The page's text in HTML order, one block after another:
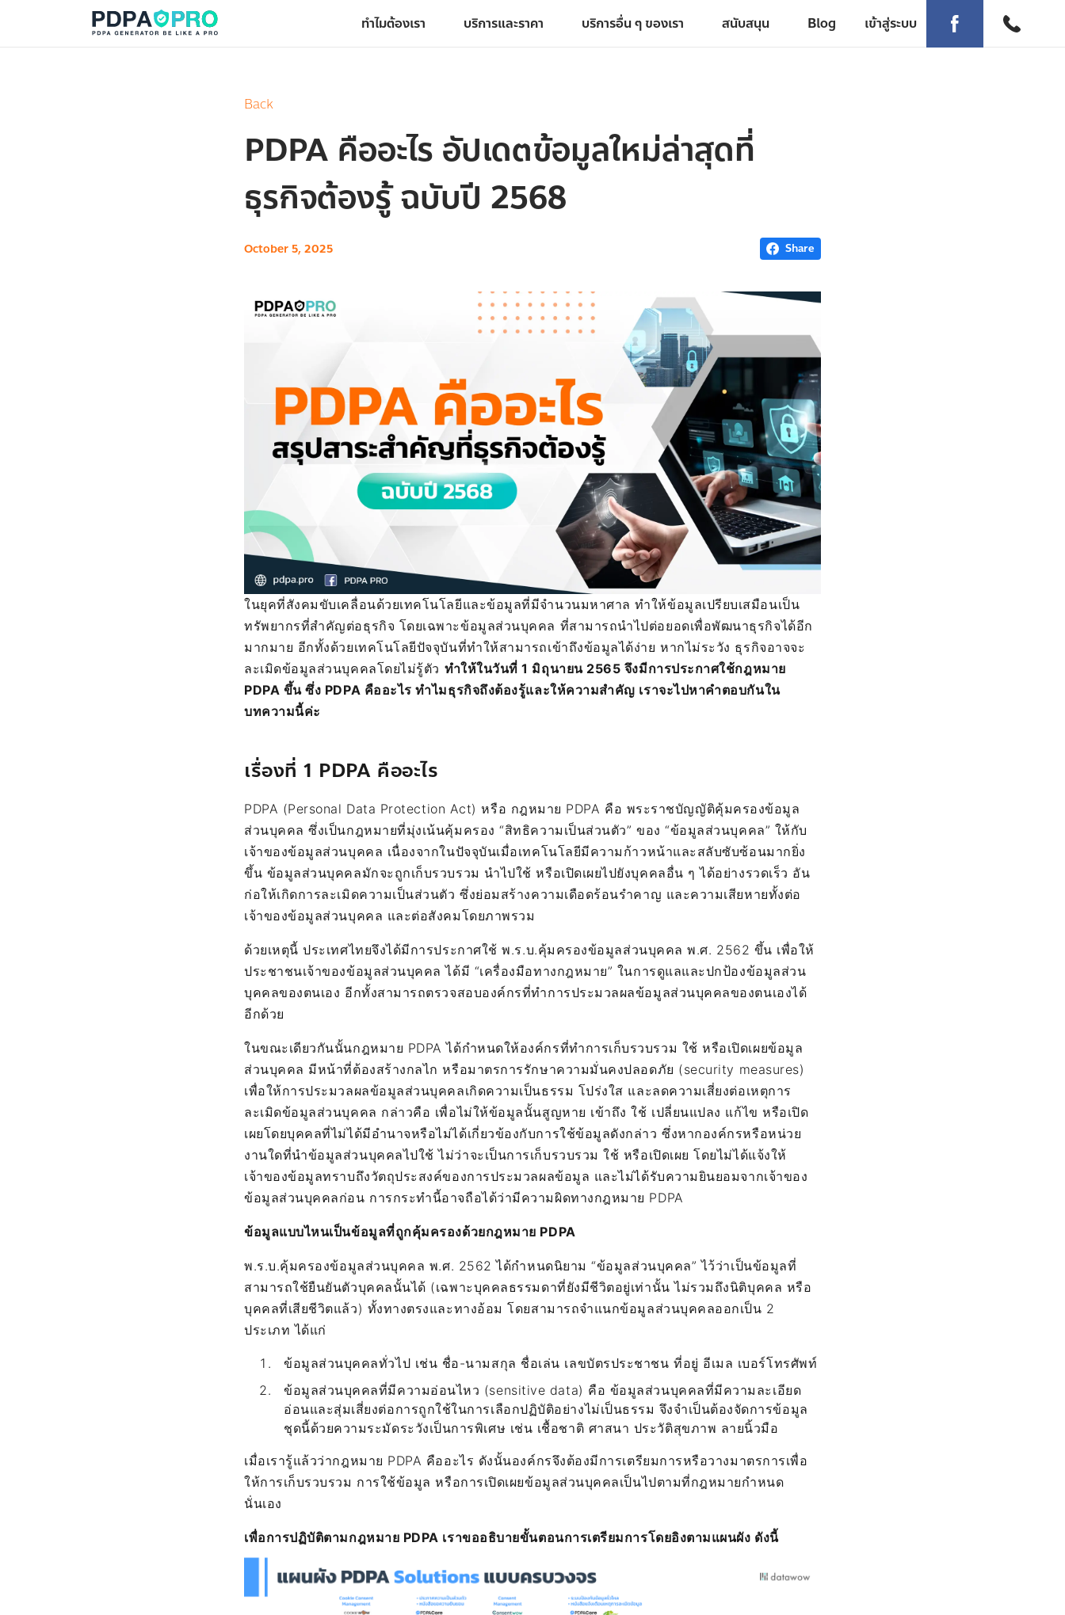
pdpa logo ทำไมต้องเรา บริการและราคา บริการอื่น ๆ ของเรา สนับสนุน Blog เข้าสู่ระบบ
Back
PDPA คืออะไร อัปเดตข้อมูลใหม่ล่าสุดที่
ธุรกิจต้องรู้ ฉบับปี 2568
October 5, 2025 Share
ในยุคที่สังคมขับเคลื่อนด้วยเทคโนโลยีและข้อมูลที่มีจำนวนมหาศาล ทำให้ข้อมูลเปรียบเสมือนเป็น
ทรัพยากรที่สำคัญต่อธุรกิจ โดยเฉพาะข้อมูลส่วนบุคคล ที่สามารถนำไปต่อยอดเพื่อพัฒนาธุรกิจได้อีก
มากมาย อีกทั้งด้วยเทคโนโลยีปัจจุบันที่ทำให้สามารถเข้าถึงข้อมูลได้ง่าย หากไม่ระวัง ธุรกิจอาจจะ
ละเมิดข้อมูลส่วนบุคคลโดยไม่รู้ตัว ทำให้ในวันที่ 1 มิถุนายน 2565 จึงมีการประกาศใช้กฎหมาย
PDPA ขึ้น ซึ่ง PDPA คืออะไร ทำไมธุรกิจถึงต้องรู้และให้ความสำคัญ เราจะไปหาคำตอบกันใน
บทความนี้ค่ะ
เรื่องที่ 1 PDPA คืออะไร
PDPA (Personal Data Protection Act) หรือ กฎหมาย PDPA คือ พระราชบัญญัติคุ้มครองข้อมูล
ส่วนบุคคล ซึ่งเป็นกฎหมายที่มุ่งเน้นคุ้มครอง “สิทธิความเป็นส่วนตัว” ของ “ข้อมูลส่วนบุคคล” ให้กับ
เจ้าของข้อมูลส่วนบุคคล เนื่องจากในปัจจุบันเมื่อเทคโนโลยีมีความก้าวหน้าและสลับซับซ้อนมากยิ่ง
ขึ้น ข้อมูลส่วนบุคคลมักจะถูกเก็บรวบรวม นำไปใช้ หรือเปิดเผยไปยังบุคคลอื่น ๆ ได้อย่างรวดเร็ว อัน
ก่อให้เกิดการละเมิดความเป็นส่วนตัว ซึ่งย่อมสร้างความเดือดร้อนรำคาญ และความเสียหายทั้งต่อ
เจ้าของข้อมูลส่วนบุคคล และต่อสังคมโดยภาพรวม
ด้วยเหตุนี้ ประเทศไทยจึงได้มีการประกาศใช้ พ.ร.บ.คุ้มครองข้อมูลส่วนบุคคล พ.ศ. 2562 ขึ้น เพื่อให้
ประชาชนเจ้าของข้อมูลส่วนบุคคล ได้มี “เครื่องมือทางกฎหมาย” ในการดูแลและปกป้องข้อมูลส่วน
บุคคลของตนเอง อีกทั้งสามารถตรวจสอบองค์กรที่ทำการประมวลผลข้อมูลส่วนบุคคลของตนเองได้
อีกด้วย
ในขณะเดียวกันนั้นกฎหมาย PDPA ได้กำหนดให้องค์กรที่ทำการเก็บรวบรวม ใช้ หรือเปิดเผยข้อมูล
ส่วนบุคคล มีหน้าที่ต้องสร้างกลไก หรือมาตรการรักษาความมั่นคงปลอดภัย (security measures)
เพื่อให้การประมวลผลข้อมูลส่วนบุคคลเกิดความเป็นธรรม โปร่งใส และลดความเสี่ยงต่อเหตุการ
ละเมิดข้อมูลส่วนบุคคล กล่าวคือ เพื่อไม่ให้ข้อมูลนั้นสูญหาย เข้าถึง ใช้ เปลี่ยนแปลง แก้ไข หรือเปิด
เผยโดยบุคคลที่ไม่ได้มีอำนาจหรือไม่ได้เกี่ยวข้องกับการใช้ข้อมูลดังกล่าว ซึ่งหากองค์กรหรือหน่วย
งานใดที่นำข้อมูลส่วนบุคคลไปใช้ ไม่ว่าจะเป็นการเก็บรวบรวม ใช้ หรือเปิดเผย โดยไม่ได้แจ้งให้
เจ้าของข้อมูลทราบถึงวัตถุประสงค์ของการประมวลผลข้อมูล และไม่ได้รับความยินยอมจากเจ้าของ
ข้อมูลส่วนบุคคลก่อน การกระทำนี้อาจถือได้ว่ามีความผิดทางกฎหมาย PDPA
ข้อมูลแบบไหนเป็นข้อมูลที่ถูกคุ้มครองด้วยกฎหมาย PDPA
พ.ร.บ.คุ้มครองข้อมูลส่วนบุคคล พ.ศ. 2562 ได้กำหนดนิยาม “ข้อมูลส่วนบุคคล” ไว้ว่าเป็นข้อมูลที่
สามารถใช้ยืนยันตัวบุคคลนั้นได้ (เฉพาะบุคคลธรรมดาที่ยังมีชีวิตอยู่เท่านั้น ไม่รวมถึงนิติบุคคล หรือ
บุคคลที่เสียชีวิตแล้ว) ทั้งทางตรงและทางอ้อม โดยสามารถจำแนกข้อมูลส่วนบุคคลออกเป็น 2
ประเภท ได้แก่
ข้อมูลส่วนบุคคลทั่วไป เช่น ชื่อ-นามสกุล ชื่อเล่น เลขบัตรประชาชน ที่อยู่ อีเมล เบอร์โทรศัพท์
ข้อมูลส่วนบุคคลที่มีความอ่อนไหว (sensitive data) คือ ข้อมูลส่วนบุคคลที่มีความละเอียด
อ่อนและสุ่มเสี่ยงต่อการถูกใช้ในการเลือกปฏิบัติอย่างไม่เป็นธรรม จึงจำเป็นต้องจัดการข้อมูล
ชุดนี้ด้วยความระมัดระวังเป็นการพิเศษ เช่น เชื้อชาติ ศาสนา ประวัติสุขภาพ ลายนิ้วมือ
เมื่อเรารู้แล้วว่ากฎหมาย PDPA คืออะไร ดังนั้นองค์กรจึงต้องมีการเตรียมการหรือวางมาตรการเพื่อ
ให้การเก็บรวบรวม การใช้ข้อมูล หรือการเปิดเผยข้อมูลส่วนบุคคลเป็นไปตามที่กฎหมายกำหนด
นั่นเอง
เพื่อการปฏิบัติตามกฎหมาย PDPA เราขออธิบายขั้นตอนการเตรียมการโดยอิงตามแผนผัง ดังนี้